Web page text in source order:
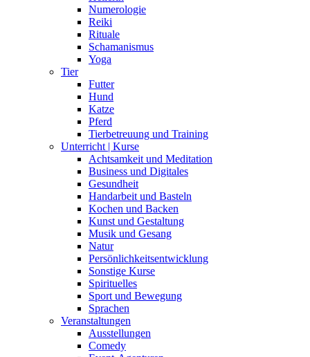
Numerologie
Reiki
Rituale
Schamanismus
Yoga
Tier
Futter
Hund
Katze
Pferd
Tierbetreuung und Training
Unterricht | Kurse
Achtsamkeit und Meditation
Business und Digitales
Gesundheit
Handarbeit und Basteln
Kochen und Backen
Kunst und Gestaltung
Musik und Gesang
Natur
Persönlichkeitsentwicklung
Sonstige Kurse
Spirituelles
Sport und Bewegung
Sprachen
Veranstaltungen
Ausstellungen
Comedy